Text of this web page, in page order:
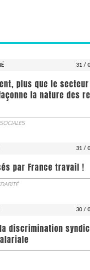
31 /
plus que le
la nature des
31 /
par France travail !
30 /
discrimination